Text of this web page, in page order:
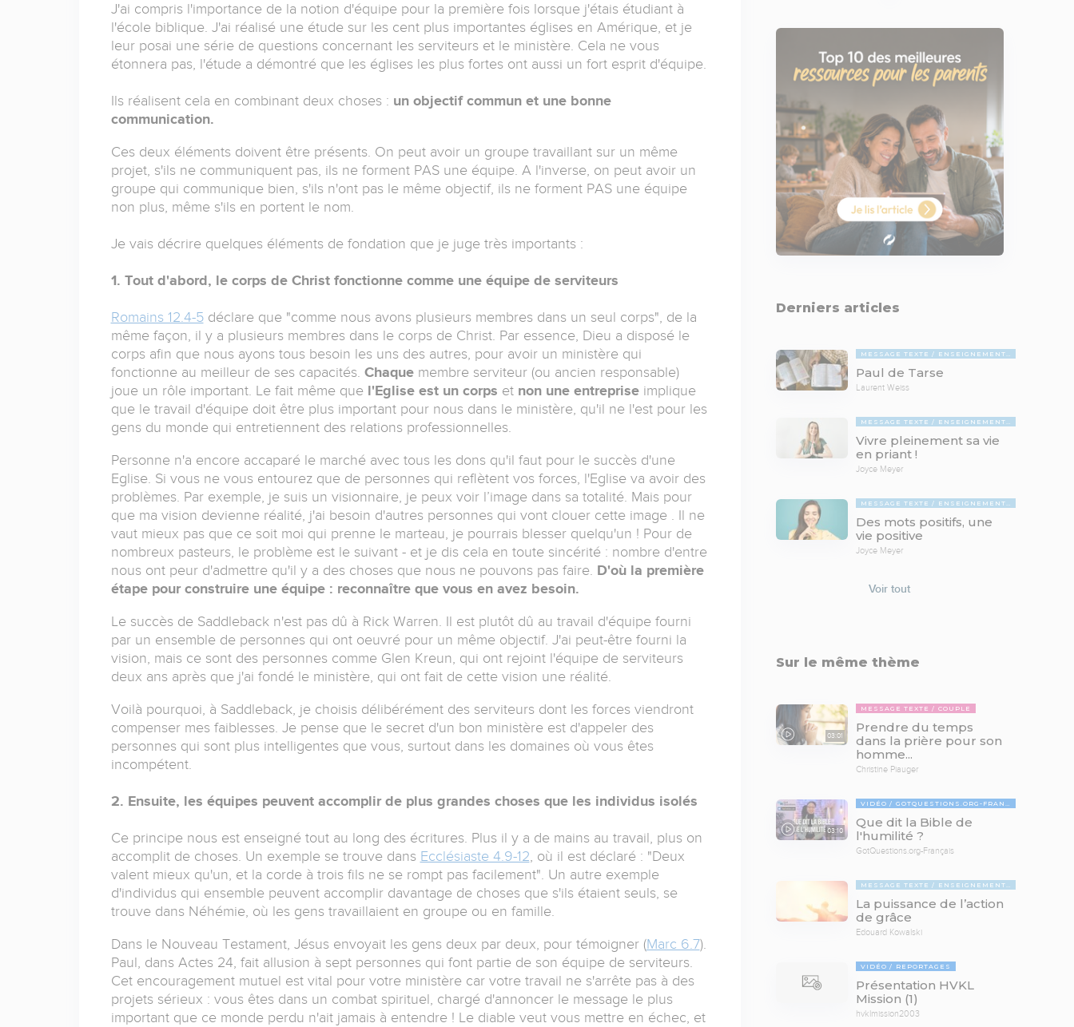
J'ai compris l'importance de la notion d'équipe pour la première fois lorsque j'étais étudiant à
l'école biblique. J'ai réalisé une étude sur les cent plus importantes églises en Amérique, et je
leur posai une série de questions concernant les serviteurs et le ministère. Cela ne vous
étonnera pas, l'étude a démontré que les églises les plus fortes ont aussi un fort esprit d'équipe.
Ils réalisent cela en combinant deux choses : un objectif commun et une bonne
communication.
Ces deux éléments doivent être présents. On peut avoir un groupe travaillant sur un même
projet, s'ils ne communiquent pas, ils ne forment PAS une équipe. A l'inverse, on peut avoir un
groupe qui communique bien, s'ils n'ont pas le même objectif, ils ne forment PAS une équipe
non plus, même s'ils en portent le nom.
Je vais décrire quelques éléments de fondation que je juge très importants :
1. Tout d'abord, le corps de Christ fonctionne comme une équipe de serviteurs
Romains 12.4-5déclare que "comme nous avons plusieurs membres dans un seul corps", de la
même façon, il y a plusieurs membres dans le corps de Christ. Par essence, Dieu a disposé le
corps afin que nous ayons tous besoin les uns des autres, pour avoir un ministère qui
fonctionne au meilleur de ses capacités. Chaquemembre serviteur (ou ancien responsable)
joue un rôle important. Le fait même que l'Eglise est un corps et non une entrepriseimplique
que le travail d'équipe doit être plus important pour nous dans le ministère, qu'il ne l'est pour les
gens du monde qui entretiennent des relations professionnelles.
Personne n'a encore accaparé le marché avec tous les dons qu'il faut pour le succès d'une
Eglise. Si vous ne vous entourez que de personnes qui reflètent vos forces, l'Eglise va avoir des
problèmes. Par exemple, je suis un visionnaire, je peux voir l’image dans sa totalité. Mais pour
que ma vision devienne réalité, j'ai besoin d'autres personnes qui vont clouer cette image . Il ne
vaut mieux pas que ce soit moi qui prenne le marteau, je pourrais blesser quelqu'un ! Pour de
nombreux pasteurs, le problème est le suivant - et je dis cela en toute sincérité : nombre d'entre
nous ont peur d'admettre qu'il y a des choses que nous ne pouvons pas faire. D'où la première
étape pour construire une équipe : reconnaître que vous en avez besoin.
Le succès de Saddleback n'est pas dû à Rick Warren. Il est plutôt dû au travail d'équipe fourni
par un ensemble de personnes qui ont oeuvré pour un même objectif. J'ai peut-être fourni la
vision, mais ce sont des personnes comme Glen Kreun, qui ont rejoint l'équipe de serviteurs
deux ans après que j'ai fondé le ministère, qui ont fait de cette vision une réalité.
Voilà pourquoi, à Saddleback, je choisis délibérément des serviteurs dont les forces viendront
compenser mes faiblesses. Je pense que le secret d'un bon ministère est d'appeler des
personnes qui sont plus intelligentes que vous, surtout dans les domaines où vous êtes
incompétent.
2. Ensuite, les équipes peuvent accomplir de plus grandes choses que les individus isolés
Ce principe nous est enseigné tout au long des écritures. Plus il y a de mains au travail, plus on
accomplit de choses. Un exemple se trouve dans Ecclésiaste 4.9-12, où il est déclaré : "Deux
valent mieux qu'un, et la corde à trois fils ne se rompt pas facilement". Un autre exemple
d'individus qui ensemble peuvent accomplir davantage de choses que s'ils étaient seuls, se
trouve dans Néhémie, où les gens travaillaient en groupe ou en famille.
Dans le Nouveau Testament, Jésus envoyait les gens deux par deux, pour témoigner (Marc 6.7).
Paul, dans Actes 24, fait allusion à sept personnes qui font partie de son équipe de serviteurs.
Cet encouragement mutuel est vital pour votre ministère car votre travail ne s'arrête pas à des
projets sérieux : vous êtes dans un combat spirituel, chargé d'annoncer le message le plus
important que ce monde perdu n'ait jamais à entendre ! Le diable veut vous mettre en échec, et
Derniers articles
MESSAGE TEXTE ENSEIGNEMENTS BIBLIQUES
Paul de Tarse
Laurent Weiss
MESSAGE TEXTE ENSEIGNEMENTS BIBLIQUES
Vivre pleinement sa vie
en priant !
Joyce Meyer
MESSAGE TEXTE ENSEIGNEMENTS BIBLIQUES
Des mots positifs, une
vie positive
Joyce Meyer
Voir tout
Sur le même thème
03:01
MESSAGE TEXTE COUPLE
Prendre du temps
dans la prière pour son
homme...
Christine Piauger
03:10
VIDÉO GOTQUESTIONS.ORG-FRANÇAIS
Que dit la Bible de
l'humilité ?
GotQuestions.org-Français
MESSAGE TEXTE ENSEIGNEMENTS BIBLIQUES
La puissance de l’action
de grâce
Edouard Kowalski
VIDÉO REPORTAGES
Présentation HVKL
Mission (1)
hvklmission2003